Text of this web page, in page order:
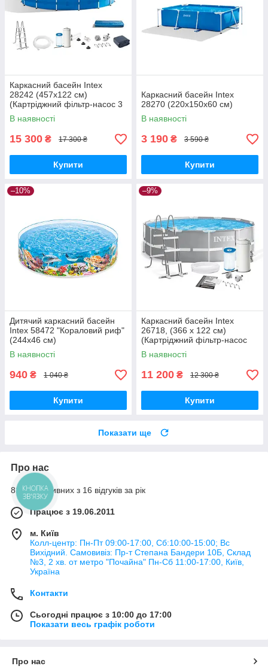
Каркасний басейн Intex
28242 (457x122 см)
(Картріджний фільтр-насос 3
785 л/год, драбина, тент,
підстилка)
В наявності
15 300 ₴ 17 300 ₴
Купити
Каркасний басейн Intex
28270 (220х150х60 см)
В наявності
3 190 ₴ 3 590 ₴
Купити
–10%
Дитячий каркасний басейн
Intex 58472 "Кораловий риф"
(244х46 см)
В наявності
940 ₴ 1 040 ₴
Купити
–9%
Каркасний басейн Intex
26718, (366 x 122 см)
(Картріджний фільтр-насос
3785 л/год, драбина)
В наявності
11 200 ₴ 12 300 ₴
Купити
Показати ще
Про нас
81% позитивних з 16 відгуків за рік
Працює з 19.06.2011
м. Київ
Колл-центр: Пн-Пт 09:00-17:00, Сб:10:00-15:00; Вс
Вихідний. Самовивіз: Пр-т Степана Бандери 10Б, Склад
№3, 2 хв. от метро "Почайна" Пн-Cб 11:00-17:00, Київ,
Україна
Контакти
Сьогодні працює з 10:00 до 17:00
Показати весь графік роботи
Про нас
КНОПКА
ЗВ'ЯЗКУ